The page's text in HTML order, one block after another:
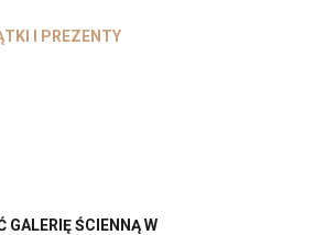
I PREZENTY
GALERIĘ ŚCIENNĄ W